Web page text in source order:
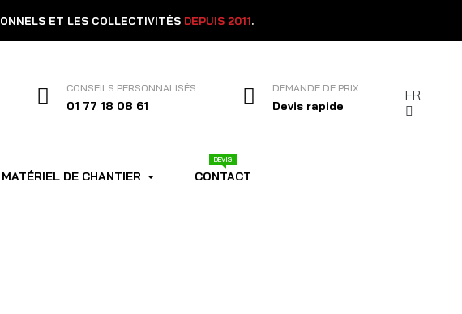
ET LES COLLECTIVITÉS DEPUIS 2011.
CONSEILS PERSONNALISÉS
01 77 18 08 61
DEMANDE DE PRIX
Devis rapide
FR
MATÉRIEL DE CHANTIER CONTACT
DEVIS